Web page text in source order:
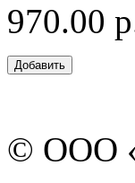
970.00
© ООО